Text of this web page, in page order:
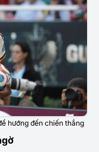
hướng đến chiến thắng